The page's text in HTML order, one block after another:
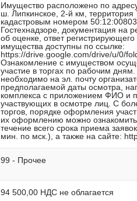
Имущество расположено по
ш. Липкинское, 2-й км, территория
кадастровым номером
Гостехнадзоре, документация на
об оценке, ответ
имущества доступны по ссылке:
https://drive.google.com/drive/u/0/
Ознакомление с имуществом
участие в торгах по рабочим
необходимо на эл. почту
предполагаемой даты осмотра,
комплекса с приложением ФИО и
участвующих в осмотре лиц. С
торгов, порядке оформления
их оформлению можно
течение всего срока приема
мин. по мск.), а также на сайте:
99 - Прочее
94 500,00 НДС не облагается